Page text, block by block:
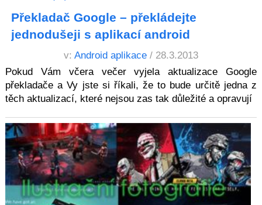
Překladač Google – překládejte
jednodušeji s aplikací android
v: Android aplikace / 28.3.2013
Pokud Vám včera večer vyjela aktualizace Google
překladače a Vy jste si říkali, že to bude určitě jedna z
těch aktualizací, které nejsou zas tak důležité a opravují